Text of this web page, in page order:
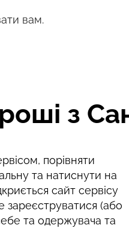
вам.
з
порівняти
та натиснути на
сайт сервісу
зареєструватися (або
та одержувача та